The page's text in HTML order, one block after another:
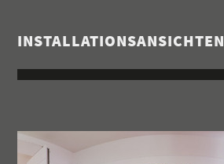
INSTALLATIONSANSICHTEN